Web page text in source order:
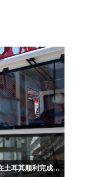
宏升压重式QTP160(HSP6516)平头塔机在土耳其顺利完成安装运行